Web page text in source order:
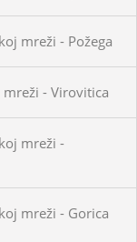
mreži - Požega
- Virovitica
mreži -
mreži - Gorica